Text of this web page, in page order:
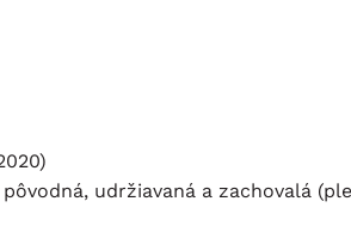
udržiavaná a zachovalá